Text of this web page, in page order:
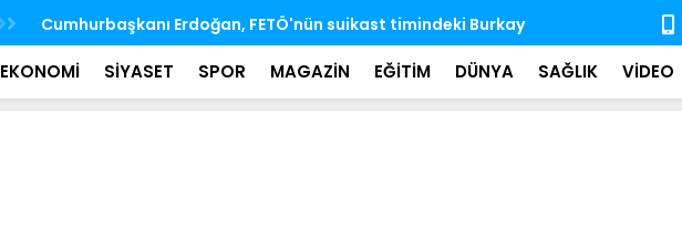
TBMM Genel Kurulu'nda ihtisas komisyonlarındaki boş üyeliklere
seçim yapıldı
MSB:
almaya
EKONOMİ SİYASET SPOR MAGAZİN EĞİTİM DÜNYA SAĞLIK VİDEO